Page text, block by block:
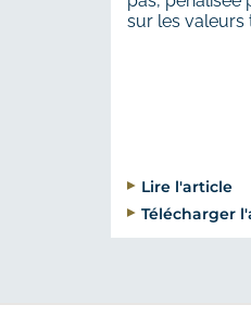
sur les valeurs
Lire l'article
Télécharger